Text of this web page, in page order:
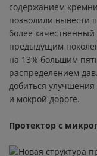
STARCROSS 5 SAND
CROSS TERRAIN
PILOT EXALTO 2
ALPIN А5 SELFSEAL
COMMANDER III
содержанием
позволили вывести
более
предыдущим
на 13% большим
распределением
добиться
и мокрой дороге.
Протектор с
Новая структура